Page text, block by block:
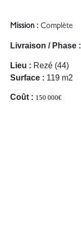
Mission : Complète
Livraison / Phase :
Lieu : Rezé (44)
Surface : 119 m2
Coût : 150 000€